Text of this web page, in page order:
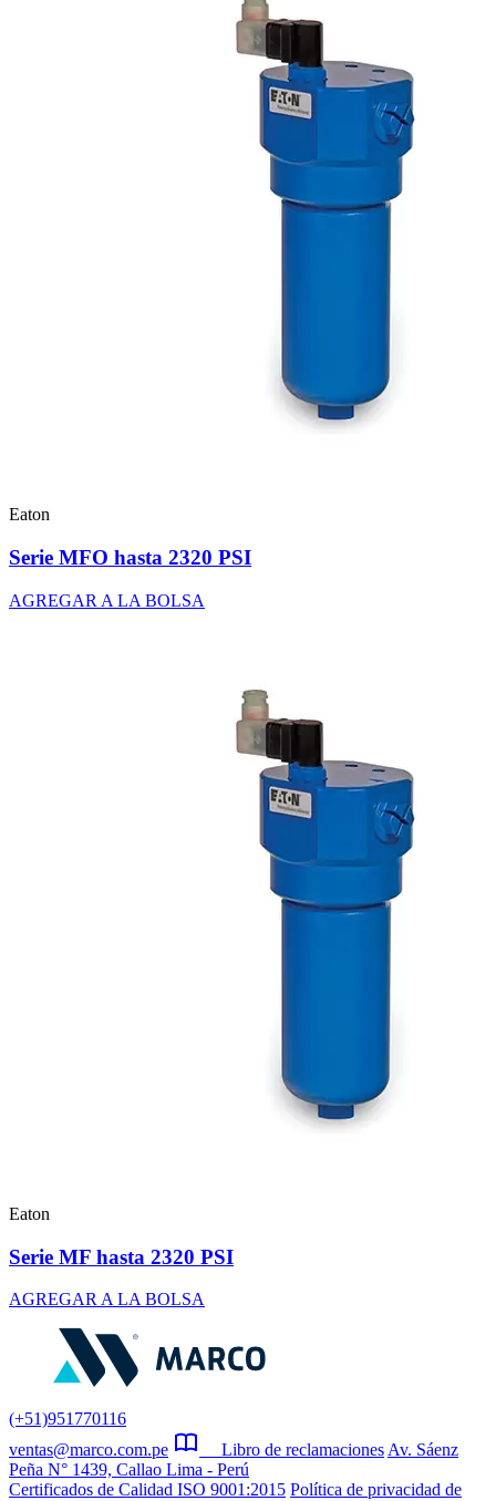
Eaton
Serie MFO hasta 2320 PSI
AGREGAR A LA BOLSA
Eaton
Serie MF hasta 2320 PSI
AGREGAR A LA BOLSA
(+51)951770116
ventas@marco.com.pe
Libro de reclamaciones Av. Sáenz
Peña N° 1439, Callao Lima - Perú
Certificados de Calidad ISO 9001:2015 Política de privacidad de